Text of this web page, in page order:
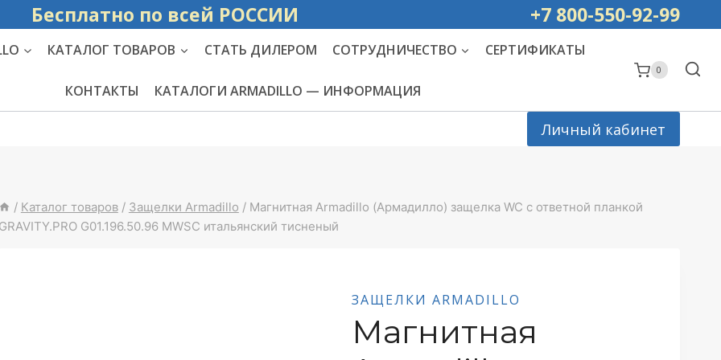
Бесплатно по всей РОССИИ +7 800-550-92-99
КАТАЛОГ ТОВАРОВ СТАТЬ ДИЛЕРОМ СОТРУДНИЧЕСТВО СЕРТИФИКАТЫ
КОНТАКТЫ КАТАЛОГИ ARMADILLO — ИНФОРМАЦИЯ
0
Личный кабинет
/ Каталог товаров / Защелки Armadillo / Магнитная Armadillo (Армадилло) защелка WC с ответной планкой
GRAVITY.PRO G01.196.50.96 MWSC итальянский тисненый
ЗАЩЕЛКИ ARMADILLO
Магнитная